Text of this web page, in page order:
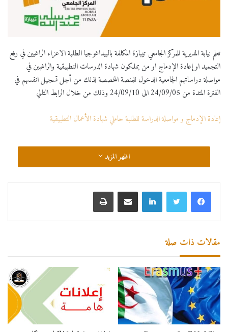
تعلم نيابة المديرية للمركز الجامعي تيبازة المكلفة بالبيداغوجيا الطلبة الاعزاء الراغيين في رفع
التجميد او إعادة الإدماج او من يملكون شهادة الدرسات التطبيقية والراغبين في
مواصلة دراساتهم الجامعية الدخول للمنصة المخصصة لذلك من أجل تسجيل انفسهم في
الفترة المتدة من 24/09/05 الى 24/09/10 وذلك من خلال الرابط التالي
إعادة الإدماج و مواصلة الدراسة للطلبة حاملي شهادة الأعمال التطبيقية
اظهر المزيد
لينكدإن مشاركة عبر البريد طباعة
مقالات ذات صلة